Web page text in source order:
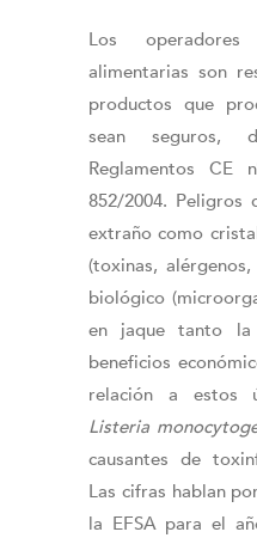
Los
alimentarias son
productos que
sean seguros,
Reglamentos CE
852/2004.
extraño como
(toxinas,
biológico
en jaque tanto la
beneficios
relación a estos
Listeria
causantes de
Las cifras hablan
la EFSA para el